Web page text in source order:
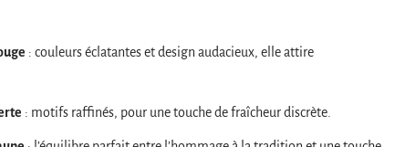
: couleurs éclatantes et design audacieux, elle attire
: motifs raffinés, pour une touche de fraîcheur discrète.